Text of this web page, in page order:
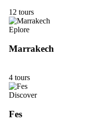
12 tours
Eplore
Marrakech
4 tours
Discover
Fes